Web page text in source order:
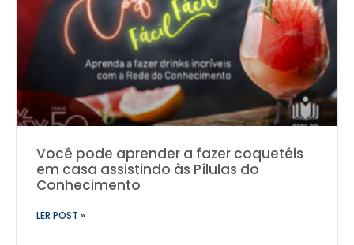
Você pode aprender a fazer coquetéis
em casa assistindo às Pílulas do
Conhecimento
LER POST »